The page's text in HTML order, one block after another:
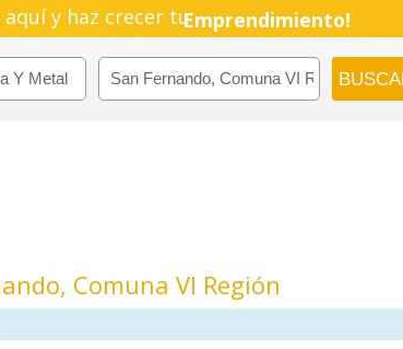
y haz crecer tuEmprendimiento!
Comuna VI Región